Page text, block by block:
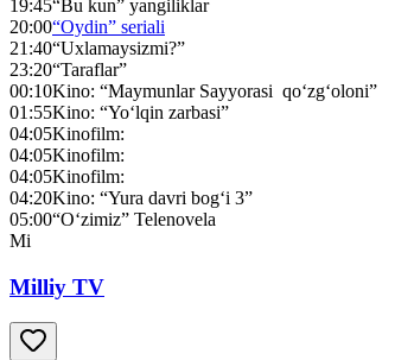
19:45“Bu kun” yangiliklar
20:00“Oydin” seriali
21:40“Uxlamaysizmi?”
23:20“Taraflar”
00:10Kino: “Maymunlar Sayyorasi qo‘zg‘oloni”
01:55Kino: “Yo‘lqin zarbasi”
04:05Kinofilm:
04:05Kinofilm:
04:05Kinofilm:
04:20Kino: “Yura davri bog‘i 3”
05:00“O‘zimiz” Telenovela
Mi
Milliy TV